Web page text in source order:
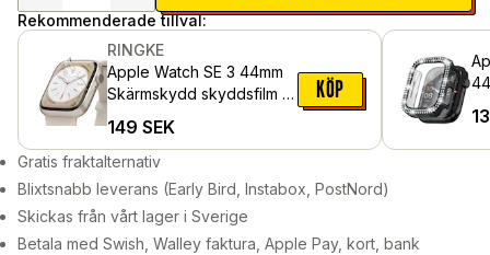
Rekommenderade tillval:
RINGKE
Apple Watch SE 3 44mm
Skärmskydd skyddsfilm -
149 SEK
KÖP
Gratis fraktalternativ
Blixtsnabb leverans (Early Bird, Instabox, PostNord)
Skickas från vårt lager i Sverige
Betala med Swish, Walley faktura, Apple Pay, kort, bank